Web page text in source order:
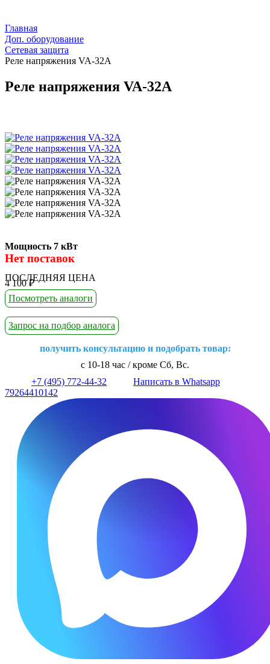
Главная
Доп. оборудование
Сетевая защита
Реле напряжения VA-32A
Реле напряжения VA-32A
Мощность 7 кВт
Нет поставок
ПОСЛЕДНЯЯ ЦЕНА
4 100₽
Посмотреть аналоги
Запрос на подбор аналога
получить консультацию и подобрать товар:
с 10-18 час / кроме Сб, Вс.
+7 (495) 772-44-32
Написать в Whatsapp
79264410142